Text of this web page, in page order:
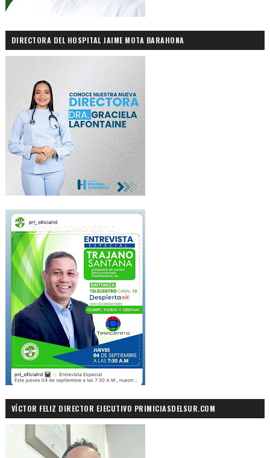
DIRECTORA DEL HOSPITAL JAIME MOTA BARAHONA
VÍCTOR FELIZ DIRECTOR EJECUTIVO PRIMICIASDELSUR.COM